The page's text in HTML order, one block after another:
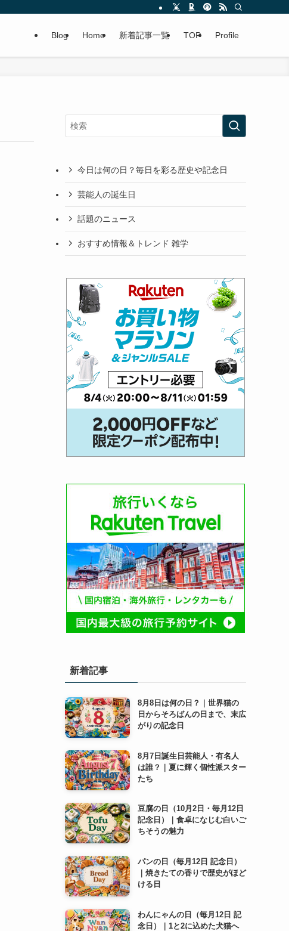
Blog Home 新着記事一覧 TOP Profile
今日は何の日？毎日を彩る歴史や記念日
芸能人の誕生日
話題のニュース
おすすめ情報＆トレンド 雑学
新着記事
8月8日は何の日？｜世界猫の
日からそろばんの日まで、末広
がりの記念日
8月7日誕生日芸能人・有名人
は誰？｜夏に輝く個性派スター
たち
豆腐の日（10月2日・毎月12日
記念日）｜食卓になじむ白いご
ちそうの魅力
パンの日（毎月12日 記念日）
｜焼きたての香りで歴史がほど
ける日
わんにゃんの日（毎月12日 記
念日）｜1と2に込めた犬猫へ